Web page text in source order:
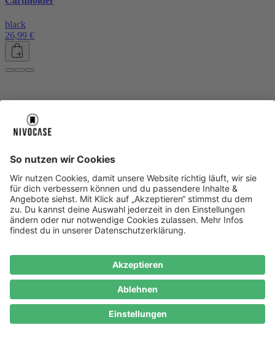
black
26,99 €
About NIVOCASE
Geschäftskunden
Zahlungsarten Versandinfos Alle Hilfe-Themen
Zufriedenheitsgarantie
Service
Service
AGB VERTRAG WIDERRUFEN Datenschutz
Ombudsmann
Barrierefreiheit Lieferantenkodex Bestell-Prozess
Samsung Handyhüllen
Handyhüllen Handyketten
Cookie Consent
* Preisangaben inkl. Mwst. und zzgl.Versandkosten